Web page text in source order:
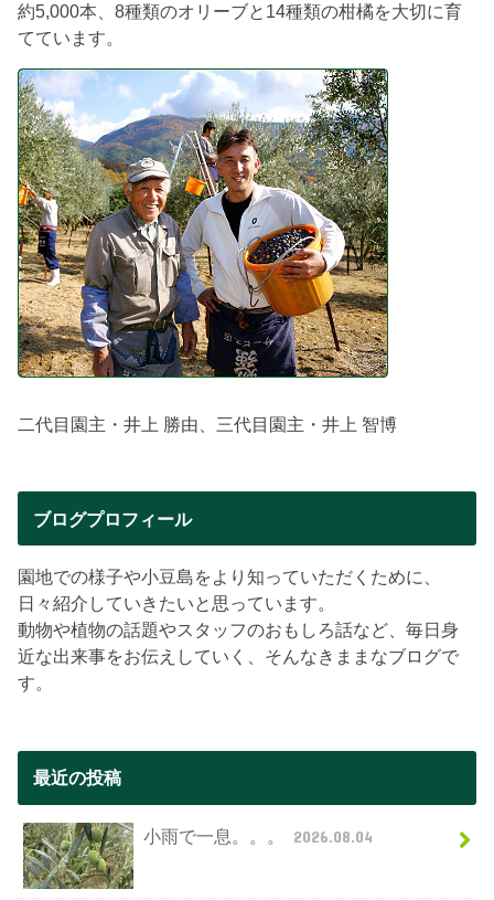
約5,000本、8種類のオリーブと14種類の柑橘を大切に育
てています。
二代目園主・井上 勝由、三代目園主・井上 智博
ブログプロフィール
園地での様子や小豆島をより知っていただくために、
日々紹介していきたいと思っています。
動物や植物の話題やスタッフのおもしろ話など、毎日身
近な出来事をお伝えしていく、そんなきままなブログで
す。
最近の投稿
小雨で一息。。。 2026.08.04